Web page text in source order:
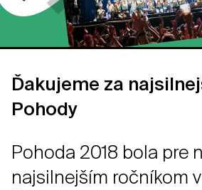
Ďakujeme za
Pohody
Pohoda 2018 bola pre
najsilnejším ročníkom